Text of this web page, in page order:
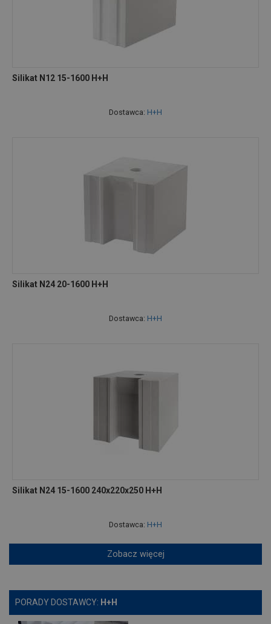
Silikat N12 15-1600 H+H
Dostawca: H+H
Silikat N24 20-1600 H+H
Dostawca: H+H
Silikat N24 15-1600 240x220x250 H+H
Dostawca: H+H
Zobacz więcej
PORADY DOSTAWCY: H+H